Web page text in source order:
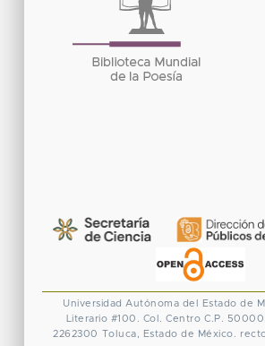
Universidad Autónoma del Estado de
Literario #100. Col. Centro C.P.
2262300 Toluca, Estado de México.